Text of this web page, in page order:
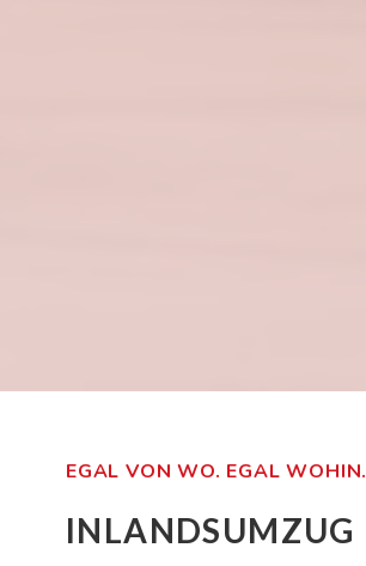
EGAL VON WO. EGAL WOHIN.
INLANDSUMZUG